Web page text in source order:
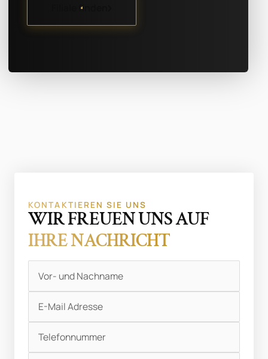
Filiale finden
KONTAKTIEREN SIE UNS
WIR FREUEN UNS AUF
IHRE NACHRICHT